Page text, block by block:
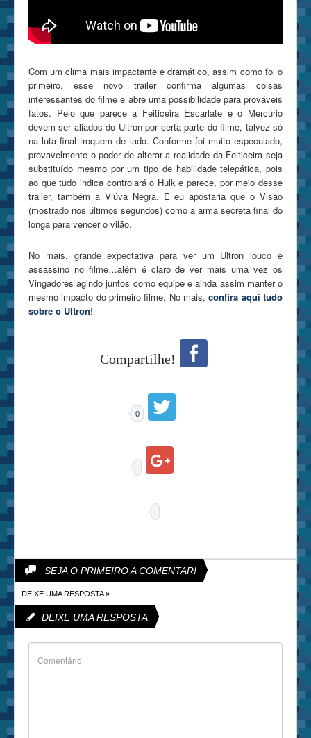
Com um clima mais impactante e dramático, assim como foi o
primeiro, esse novo trailer confirma algumas coisas
interessantes do filme e abre uma possibilidade para prováveis
fatos. Pelo que parece a Feiticeira Escarlate e o Mercúrio
devem ser aliados do Ultron por certa parte do filme, talvez só
na luta final troquem de lado. Conforme foi muito especulado,
provavelmente o poder de alterar a realidade da Feiticeira seja
substituído mesmo por um tipo de habilidade telepática, pois
ao que tudo indica controlará o Hulk e parece, por meio desse
trailer, também a Viúva Negra. E eu apostaria que o Visão
(mostrado nos últimos segundos) como a arma secreta final do
longa para vencer o vilão.
No mais, grande expectativa para ver um Ultron louco e
assassino no filme…além é claro de ver mais uma vez os
Vingadores agindo juntos como equipe e ainda assim manter o
mesmo impacto do primeiro filme. No mais,confira aqui tudo
sobre o Ultron!
Compartilhe!
0
SEJA O PRIMEIRO A COMENTAR!
DEIXE UMA RESPOSTA »
DEIXE UMA RESPOSTA